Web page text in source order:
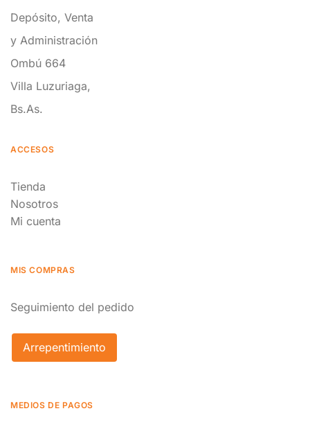
Depósito, Venta
y Administración
Ombú 664
Villa Luzuriaga,
Bs.As.
ACCESOS
Tienda
Nosotros
Mi cuenta
MIS COMPRAS
Seguimiento del pedido
Arrepentimiento
MEDIOS DE PAGOS